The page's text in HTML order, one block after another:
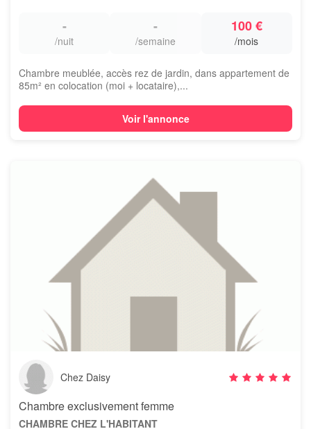
-
/nuit
-
/semaine
100 €
/mois
Chambre meublée, accès rez de jardin, dans appartement de
85m² en colocation (moi + locataire),...
Voir l'annonce
Chez Daisy
Chambre exclusivement femme
CHAMBRE CHEZ L'HABITANT